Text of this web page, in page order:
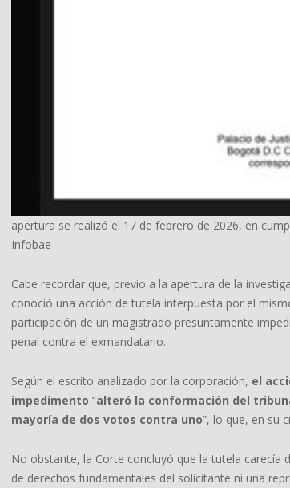
apertura se realizó el 17 de febrero de 2026, en
Infobae
Cabe recordar que, previo a la apertura de la
conoció una acción de tutela interpuesta por el
participación de un magistrado presuntamente
penal contra el exmandatario.
Según el escrito analizado por la corporación, el
impedimento “alteró la conformación del
mayoría de dos votos contra uno”, lo que, en su
No obstante, la Corte concluyó que la tutela carecía
de derechos fundamentales del solicitante ni una